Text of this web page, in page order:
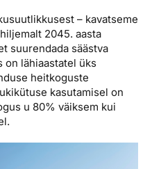
– kavatseme
2045. aasta
suurendada säästva
on lähiaastatel üks
heitkoguste
kasutamisel on
u 80% väiksem kui